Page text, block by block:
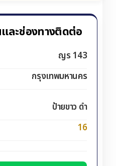
ละช่องทางติดต่อ
ญร 143
กรุงเทพมหานคร
ป้ายขาว ดำ
16